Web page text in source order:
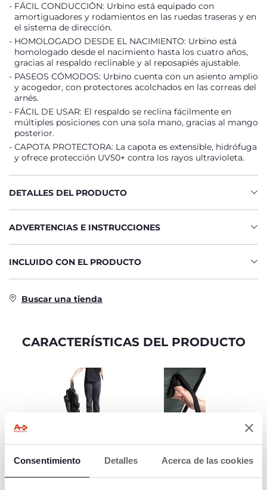
Consentimiento Detalles Acerca de las cookies
FÁCIL CONDUCCIÓN: Urbino está equipado con
amortiguadores y rodamientos en las ruedas traseras y en
el sistema de dirección.
HOMOLOGADO DESDE EL NACIMIENTO: Urbino está
homologado desde el nacimiento hasta los cuatro años,
gracias al respaldo reclinable y al reposapiés ajustable.
PASEOS CÓMODOS: Urbino cuenta con un asiento amplio
y acogedor, con protectores acolchados en las correas del
arnés.
FÁCIL DE USAR: El respaldo se reclina fácilmente en
múltiples posiciones con una sola mano, gracias al mango
posterior.
CAPOTA PROTECTORA: La capota es extensible, hidrófuga
y ofrece protección UV50+ contra los rayos ultravioleta.
DETALLES DEL PRODUCTO
ADVERTENCIAS E INSTRUCCIONES
INCLUIDO CON EL PRODUCTO
Buscar una tienda
CARACTERÍSTICAS DEL PRODUCTO
CIERRE FÁCIL
Sistema de cierre
para simplificar la
RESPALDO
AJUSTABLE